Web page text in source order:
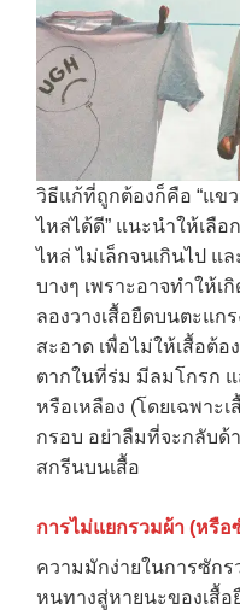
วิธีแก้ที่ถูกต้องก็คือ “แข
ไหล่ได้ดี” แนะนำให้เลื
ไหล่ ไม่เล็กจนเกินไป แ
บางๆ เพราะอาจทำให้เ
ลองวางเสื้อยืดบนตะแก
สะอาด เพื่อไม่ให้เสื้อต้
ตากในที่ร่ม มีลมโกรก
หรือเหลือง (โดยเฉพาะ
กรอบ อย่าลืมที่จะกลับด้
สกรีนบนเสื้อ
การไม่แยกรวมผ้า (หรือ
ความมักง่ายในการซัก
หนทางสู่หายนะของเสื้อ